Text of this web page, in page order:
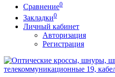
Сравнение0
Закладки0
Личный кабинет
Авторизация
Регистрация